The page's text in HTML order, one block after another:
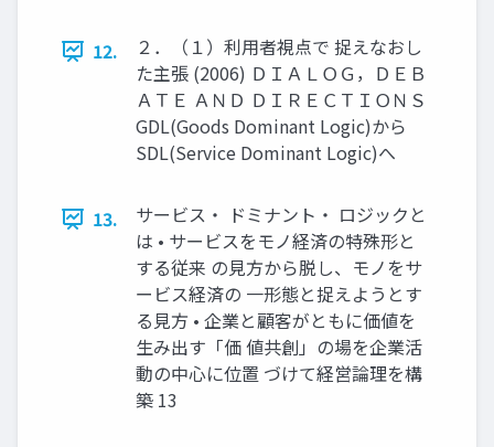
12.
２．（１）利用者視点で 捉えなおし
た主張 (2006) ＤＩＡＬＯＧ，ＤＥＢ
ＡＴＥ ＡＮＤ ＤＩＲＥＣＴＩＯＮＳ
GDL(Goods Dominant Logic)から
SDL(Service Dominant Logic)へ
13.
サービス・ ドミナント・ ロジックと
は • サービスをモノ経済の特殊形と
する従来 の見方から脱し、モノをサ
ービス経済の 一形態と捉えようとす
る見方 • 企業と顧客がともに価値を
生み出す「価 値共創」の場を企業活
動の中心に位置 づけて経営論理を構
築 13